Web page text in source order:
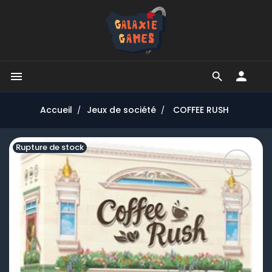


Accueil Jeux de société COFFEE RUSH
Rupture de stock